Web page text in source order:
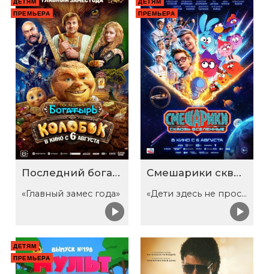
ПРЕМЬЕРА
Последний богатырь. Колобок
«Главный замес года»
ПРЕМЬЕРА
Смешарики сквозь вселенные
«Дети здесь не просто так»
ДЕТЯМ
ПРЕМЬЕРА